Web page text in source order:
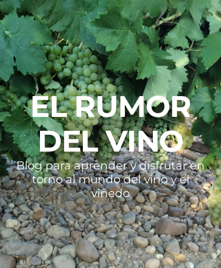
EL RUMOR
DEL VINO
Blog para aprender y disfrutar en
torno al mundo del vino y el
viñedo